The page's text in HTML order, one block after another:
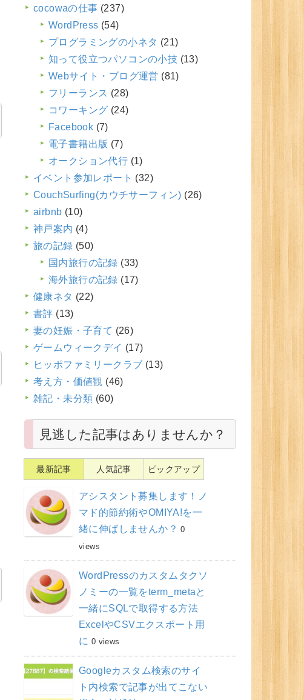
cocowaの仕事 (237)
WordPress (54)
プログラミングの小ネタ (21)
知って役立つパソコンの小技 (13)
Webサイト・ブログ運営 (81)
フリーランス (28)
コワーキング (24)
Facebook (7)
電子書籍出版 (7)
オークション代行 (1)
イベント参加レポート (32)
CouchSurfing(カウチサーフィン) (26)
airbnb (10)
神戸案内 (4)
旅の記録 (50)
国内旅行の記録 (33)
海外旅行の記録 (17)
健康ネタ (22)
書評 (13)
妻の妊娠・子育て (26)
ゲームウィークデイ (17)
ヒッポファミリークラブ (13)
考え方・価値観 (46)
雑記・未分類 (60)
見逃した記事はありませんか？
最新記事 人気記事 ピックアップ
アシスタント募集します！ノ
マド的節約術やOMIYA!を一
緒に伸ばしませんか？ 0
views
WordPressのカスタムタクソ
ノミーの一覧をterm_metaと
一緒にSQLで取得する方法
ExcelやCSVエクスポート用
に 0 views
Googleカスタム検索のサイ
ト内検索で記事が出てこない